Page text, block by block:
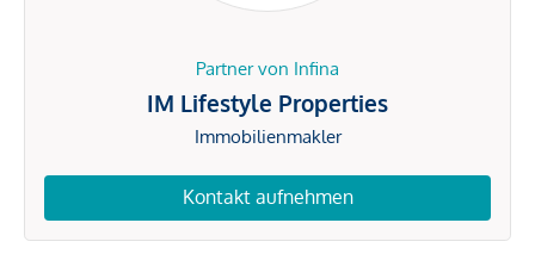
Partner von Infina
IM Lifestyle Properties
Immobilienmakler
Kontakt aufnehmen